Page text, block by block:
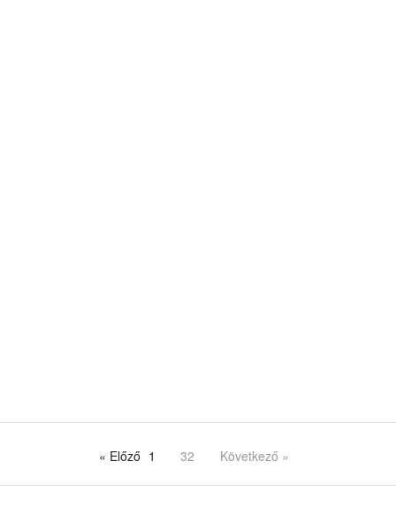
« Előző 1 32 Következő »